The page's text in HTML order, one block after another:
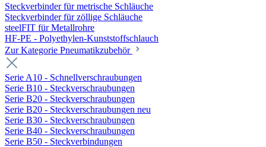
Steckverbinder für metrische Schläuche
Steckverbinder für zöllige Schläuche
steelFIT für Metallrohre
HF-PE - Polyethylen-Kunststoffschlauch
Zur Kategorie Pneumatikzubehör
Serie A10 - Schnellverschraubungen
Serie B10 - Steckverschraubungen
Serie B20 - Steckverschraubungen
Serie B20 - Steckverschraubungen neu
Serie B30 - Steckverschraubungen
Serie B40 - Steckverschraubungen
Serie B50 - Steckverbindungen